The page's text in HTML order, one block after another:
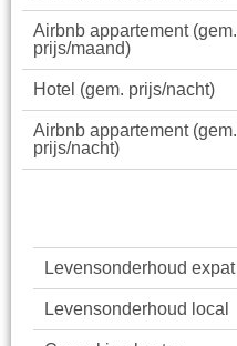
Airbnb appartement (gem.
prijs/maand)
Hotel (gem. prijs/nacht)
Airbnb appartement (gem.
prijs/nacht)
Levensonderhoud expat
Levensonderhoud local